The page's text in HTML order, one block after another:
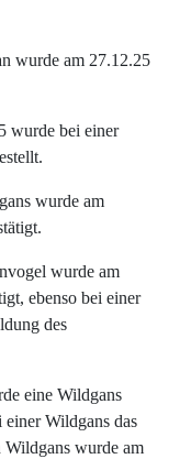
wurde am 27.12.25
wurde bei einer
wurde am
wurde am
ebenso bei einer
des
eine Wildgans
Wildgans das
wurde am